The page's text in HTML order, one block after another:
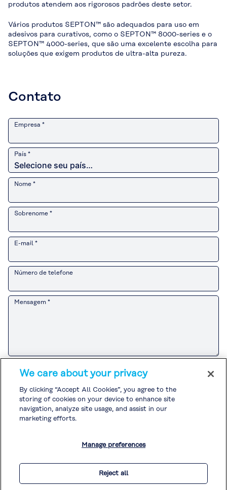
produtos atendem aos rigorosos padrões deste setor.
Vários produtos SEPTON™ são adequados para uso em
adesivos para curativos, como o SEPTON™ 8000-series e o
SEPTON™ 4000-series, que são uma excelente escolha para
soluções que exigem produtos de ultra-alta pureza.
Contato
Empresa *
País *
Nome *
Sobrenome *
E-mail *
Número de telefone
Mensagem *
Consulte o Aviso de Privacidade do Cliente
Kuraray lida com informações pessoais relacionadas a atividades de
Se você concorda com o Aviso de Privacidade do Cliente, marque a
caixa e envie sua solicitação.
Consulte aPolítica de Privacidadee aPolítica de Cookies
tratamento de outras informações pessoais.
We care about your privacy
By clicking “Accept All Cookies”, you agree to the
storing of cookies on your device to enhance site
navigation, analyze site usage, and assist in our
marketing efforts.
Manage preferences
Reject all